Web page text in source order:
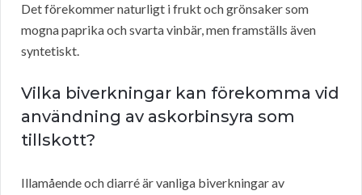
Det förekommer naturligt i frukt och grönsaker som
mogna paprika och svarta vinbär, men framställs även
syntetiskt.
Vilka biverkningar kan förekomma vid
användning av askorbinsyra som
tillskott?
Illamående och diarré är vanliga biverkningar av